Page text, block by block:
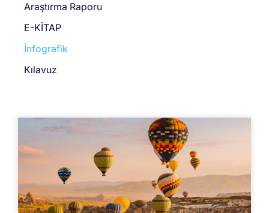
Araştırma Raporu
E-KİTAP
İnfografik
Kılavuz